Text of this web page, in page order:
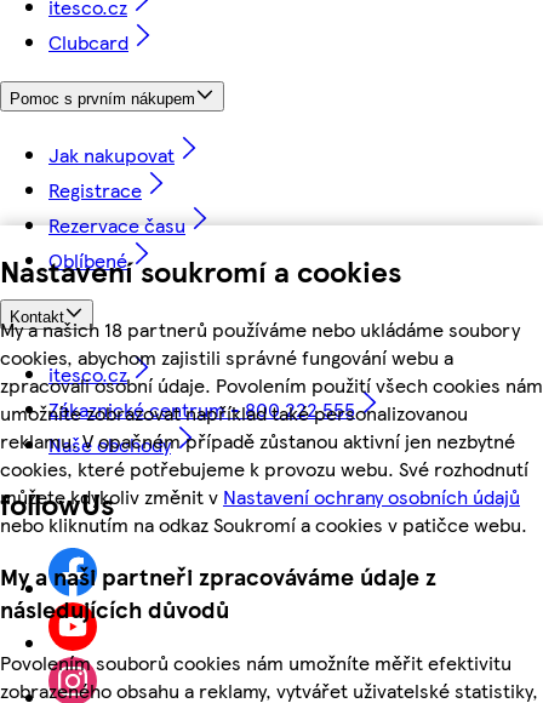
Nastavení soukromí a cookies
My a našich 18 partnerů používáme nebo ukládáme soubory
cookies, abychom zajistili správné fungování webu a
zpracovali osobní údaje. Povolením použití všech cookies nám
umožníte zobrazovat například také personalizovanou
reklamu. V opačném případě zůstanou aktivní jen nezbytné
cookies, které potřebujeme k provozu webu. Své rozhodnutí
můžete kdykoliv změnit v Nastavení ochrany osobních údajů
nebo kliknutím na odkaz Soukromí a cookies v patičce webu.
My a naši partneři zpracováváme údaje z
následujících důvodů
Povolením souborů cookies nám umožníte měřit efektivitu
zobrazeného obsahu a reklamy, vytvářet uživatelské statistiky,
itesco.cz
Clubcard
Pomoc s prvním nákupem
Jak nakupovat
Registrace
Rezervace času
Oblíbené
Kontakt
itesco.cz
Zákaznické centrum - 800 222 555
Naše obchody
followUs